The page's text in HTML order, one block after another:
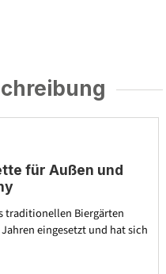
für Außen und
traditionellen Biergärten
eingesetzt und hat sich